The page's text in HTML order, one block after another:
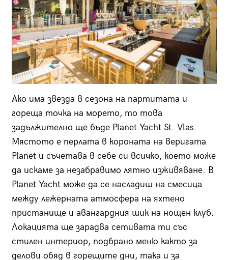
Ако има звезда в сезона на партитата и
гореща точка на морето, то това
задължително ще бъде Planet Yacht St. Vlas.
Мястото е перлата в короната на веригата
Planet и съчетава в себе си всичко, което може
да искаме за незабравимо лятно изживяване. В
Planet Yacht може да се насладиш на смесица
между лежерната атмосфера на яхтено
пристанище и авангардния шик на нощен клуб.
Локация­та ще зарадва сетивата ти със
стилен интериор, подбрано меню както за
делови обяд в горещите дни, така и за